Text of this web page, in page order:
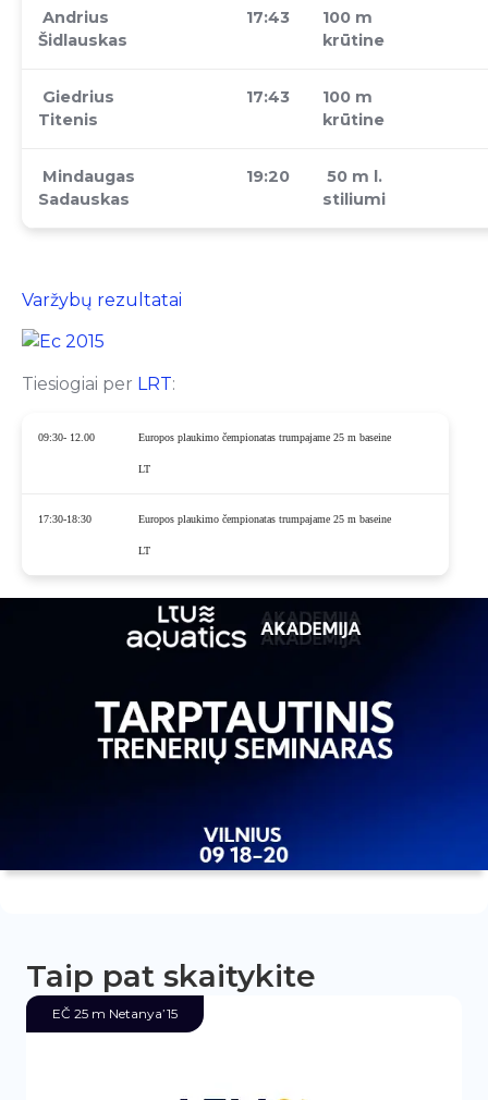
Andrius
Šidlauskas
17:43
100 m
krūtine
Giedrius
Titenis
17:43
100 m
krūtine
Mindaugas
Sadauskas
19:20
50 m l.
stiliumi
Varžybų rezultatai
Tiesiogiai per LRT:
09:30- 12.00 Europos plaukimo čempionatas trumpajame 25 m baseine
LT
17:30-18:30 Europos plaukimo čempionatas trumpajame 25 m baseine
LT
Taip pat skaitykite
EČ 25 m Netanya’15